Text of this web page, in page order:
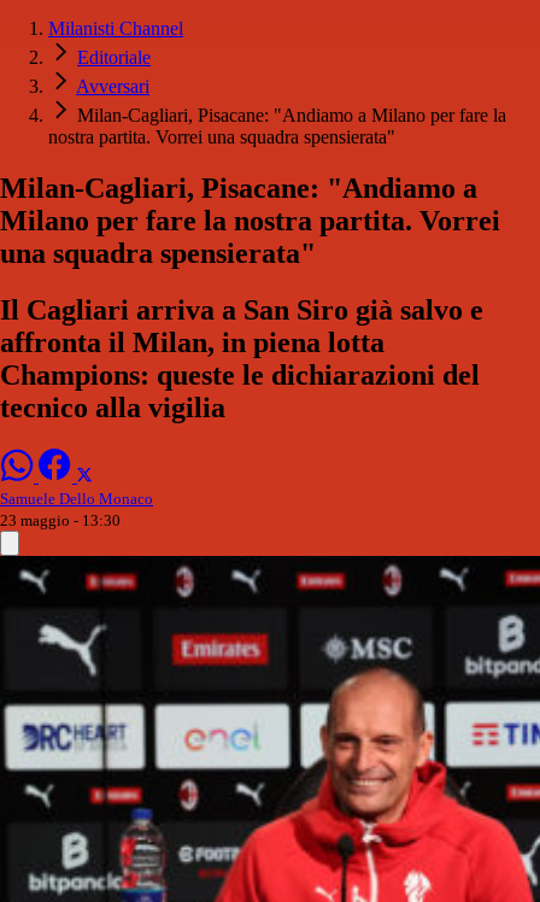
Milanisti Channel
Editoriale
Avversari
Milan-Cagliari, Pisacane: "Andiamo a Milano per fare la
nostra partita. Vorrei una squadra spensierata"
Milan-Cagliari, Pisacane: "Andiamo a
Milano per fare la nostra partita. Vorrei
una squadra spensierata"
Il Cagliari arriva a San Siro già salvo e
affronta il Milan, in piena lotta
Champions: queste le dichiarazioni del
tecnico alla vigilia
Samuele Dello Monaco
23 maggio - 13:30